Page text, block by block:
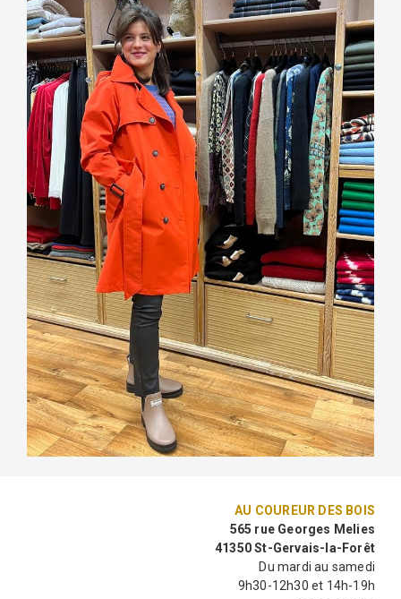
AU COUREUR DES BOIS
565 rue Georges Melies
41350 St-Gervais-la-Forêt
Du mardi au samedi
9h30-12h30 et 14h-19h